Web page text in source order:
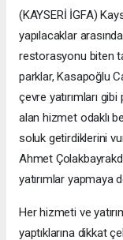
(KAYSERİ İGFA)
yapılacaklar
restorasyonu biten
parklar, Kasapoğlu
çevre yatırımları
alan hizmet odaklı
soluk getirdiklerini
Ahmet
yatırımlar yapmaya
Her hizmeti ve
yaptıklarına dikkat